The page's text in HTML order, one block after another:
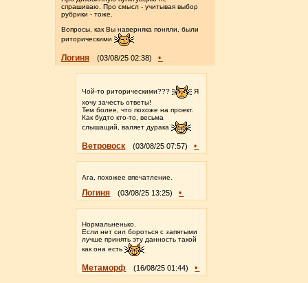
спрашиваю. Про смысл - учитывая выбор
рубрики - тоже.
Вопросы, как Вы наверняка поняли, были
риторическими
Логиня (03/08/25 02:38) •
Чой-то риторическими???
Я
хочу зачесть ответы!
Тем более, что похоже на проект.
Как будто кто-то, весьма
слышащий, валяет дурака
Ветровоск (03/08/25 07:57) •
Ага, похожее впечатление.
Логиня (03/08/25 13:25) •
Нормальненько.
Если нет сил бороться с запятыми
лучше принять эту данность такой
как она есть
Метаморф (16/08/25 01:44) •